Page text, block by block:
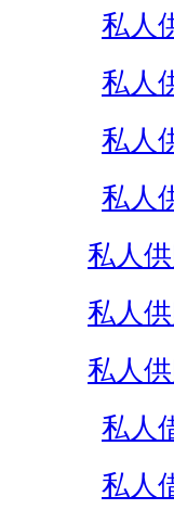
私人
私人
私人
私人
私人
私人
私人
私人
私人